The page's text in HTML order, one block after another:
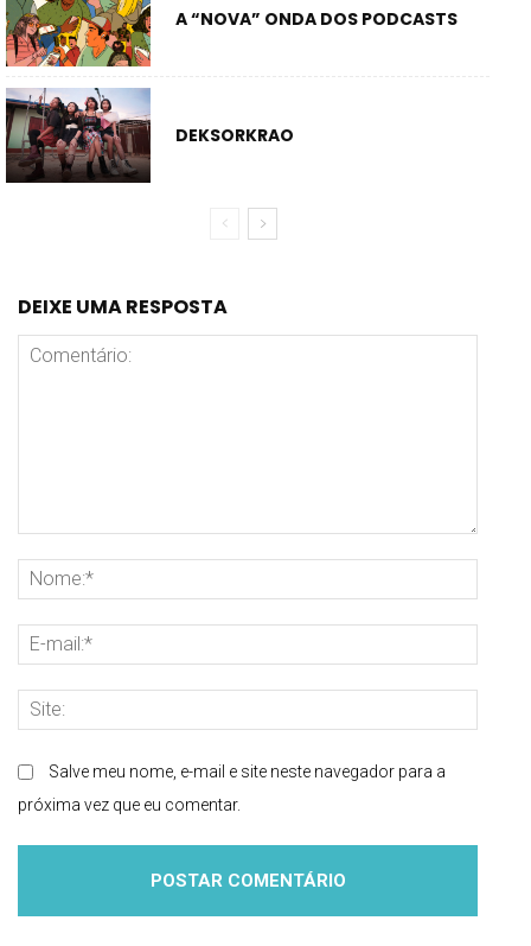
A “NOVA” ONDA DOS PODCASTS
DEKSORKRAO
DEIXE UMA RESPOSTA
Salve meu nome, e-mail e site neste navegador para a
próxima vez que eu comentar.